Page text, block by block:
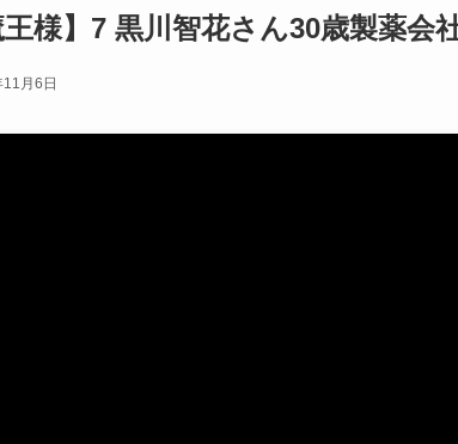
王様】7 黒川智花さん30歳製薬会
月6日